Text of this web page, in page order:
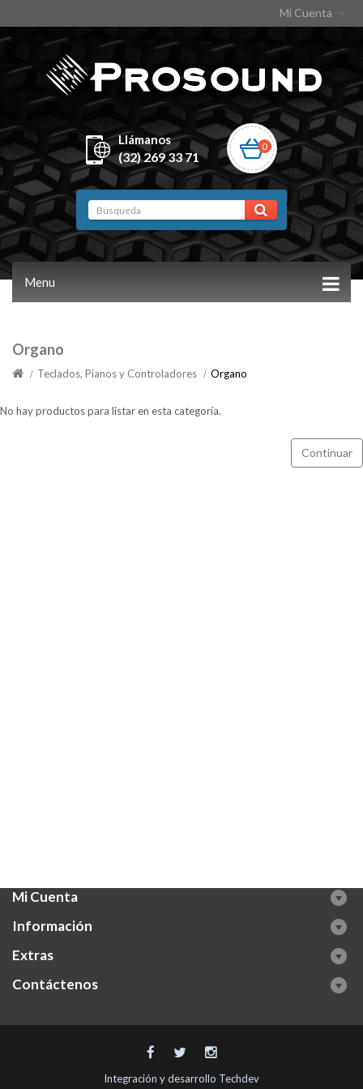
Mi Cuenta
Llámanos
(32) 269 33 71
0
Menu
Organo
Teclados, Pianos y Controladores Organo
No hay productos para listar en esta categoría.
Continuar
Mi Cuenta
Información
Extras
Contáctenos
Integración y desarrollo Techdev